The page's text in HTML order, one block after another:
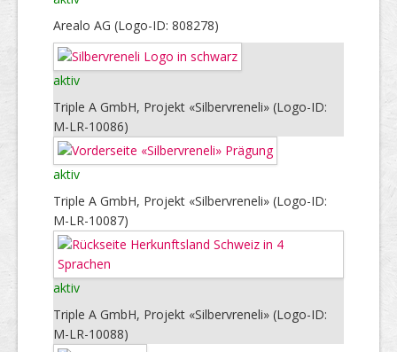
Arealo AG (Logo-ID: 808278)
aktiv
Triple A GmbH, Projekt «Silbervreneli» (Logo-ID:
M-LR-10086)
aktiv
Triple A GmbH, Projekt «Silbervreneli» (Logo-ID:
M-LR-10087)
aktiv
Triple A GmbH, Projekt «Silbervreneli» (Logo-ID:
M-LR-10088)